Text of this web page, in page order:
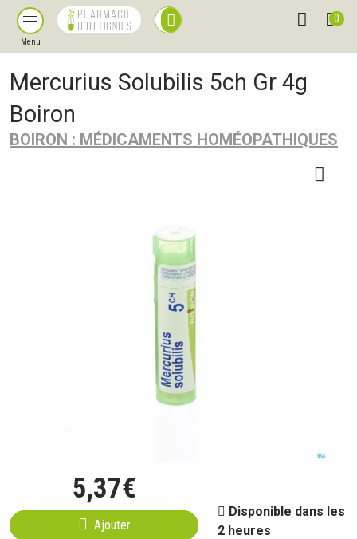
Menu
0
Mercurius Solubilis 5ch Gr 4g
Boiron
BOIRON : MÉDICAMENTS HOMÉOPATHIQUES
5,37€
Ajouter
Disponible dans les
2 heures